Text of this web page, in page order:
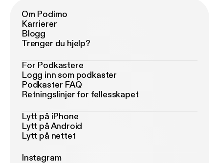
Om Podimo
Karrierer
Blogg
Trenger du hjelp?
For Podkastere
Logg inn som podkaster
Podkaster FAQ
Retningslinjer for fellesskapet
Lytt på iPhone
Lytt på Android
Lytt på nettet
Instagram